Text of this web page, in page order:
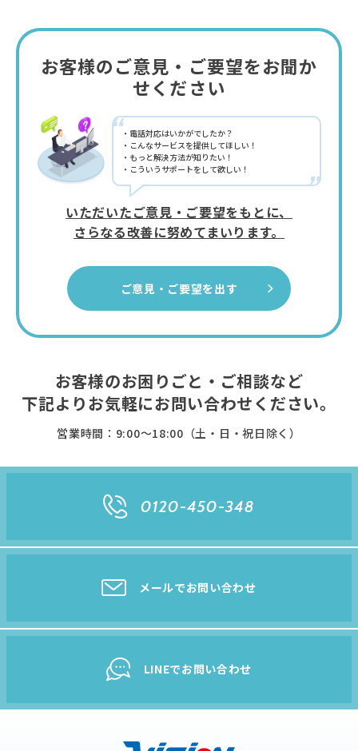
お客様のご意見・ご要望をお聞か
せください
“
”
電話対応はいかがでしたか？
こんなサービスを提供してほしい！
もっと解決方法が知りたい！
こういうサポートをして欲しい！
いただいたご意見・ご要望をもとに、
さらなる改善に努めてまいります。
ご意見・ご要望を出す
お客様のお困りごと・ご相談など
下記よりお気軽にお問い合わせください。
営業時間：9:00〜18:00（土・日・祝日除く）
0120-450-348
メールでお問い合わせ
LINEでお問い合わせ